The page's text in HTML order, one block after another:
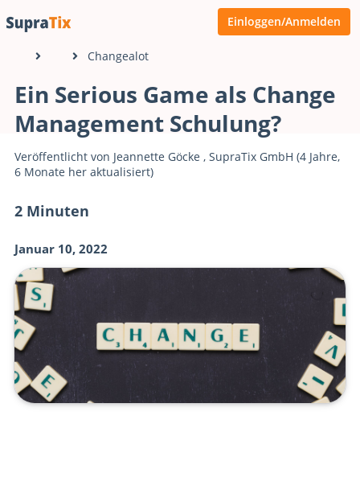
Einloggen/Anmelden
Changealot
2 Minuten
Januar 10, 2022
Ein Serious Game als Change
Management Schulung?
Veröffentlicht von Jeannette Göcke , SupraTix GmbH (4 Jahre,
6 Monate her aktualisiert)